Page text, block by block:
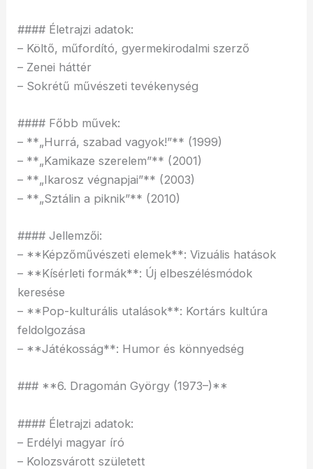
#### Életrajzi adatok:
– Költő, műfordító, gyermekirodalmi szerző
– Zenei háttér
– Sokrétű művészeti tevékenység
#### Főbb művek:
– **„Hurrá, szabad vagyok!”** (1999)
– **„Kamikaze szerelem”** (2001)
– **„Ikarosz végnapjai”** (2003)
– **„Sztálin a piknik”** (2010)
#### Jellemzői:
– **Képzőművészeti elemek**: Vizuális hatások
– **Kísérleti formák**: Új elbeszélésmódok
keresése
– **Pop-kulturális utalások**: Kortárs kultúra
feldolgozása
– **Játékosság**: Humor és könnyedség
### **6. Dragomán György (1973–)**
#### Életrajzi adatok:
– Erdélyi magyar író
– Kolozsvárott született